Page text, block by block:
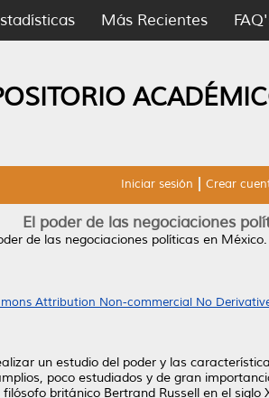
Más Recientes
Iniciar sesión Crear
El poder de las negociaciones
de las negociaciones políticas en México.
Attribution Non-commercial No
un estudio del poder y las
poco estudiados y de gran
británico Bertrand Russell en el